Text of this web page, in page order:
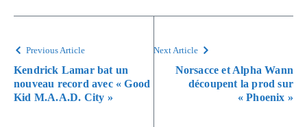
Previous Article
Kendrick Lamar bat un
nouveau record avec « Good
Kid M.A.A.D. City »
Next Article
Norsacce et Alpha Wann
découpent la prod sur
« Phoenix »